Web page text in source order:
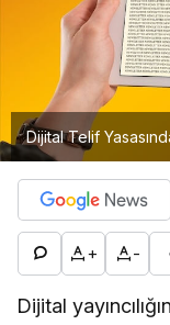
Dijital Telif
+ -
Dijital